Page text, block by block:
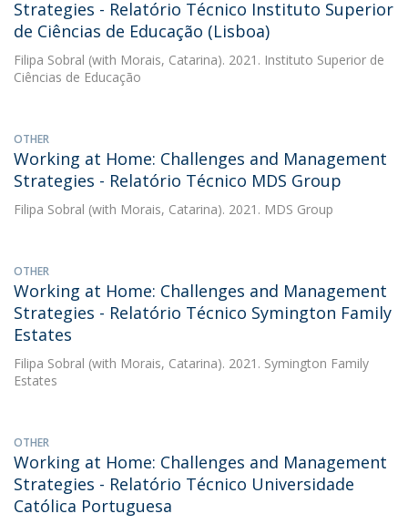
Strategies - Relatório Técnico Instituto Superior
de Ciências de Educação (Lisboa)
Filipa Sobral (with Morais, Catarina). 2021. Instituto Superior de
Ciências de Educação
OTHER
Working at Home: Challenges and Management
Strategies - Relatório Técnico MDS Group
Filipa Sobral (with Morais, Catarina). 2021. MDS Group
OTHER
Working at Home: Challenges and Management
Strategies - Relatório Técnico Symington Family
Estates
Filipa Sobral (with Morais, Catarina). 2021. Symington Family
Estates
OTHER
Working at Home: Challenges and Management
Strategies - Relatório Técnico Universidade
Católica Portuguesa